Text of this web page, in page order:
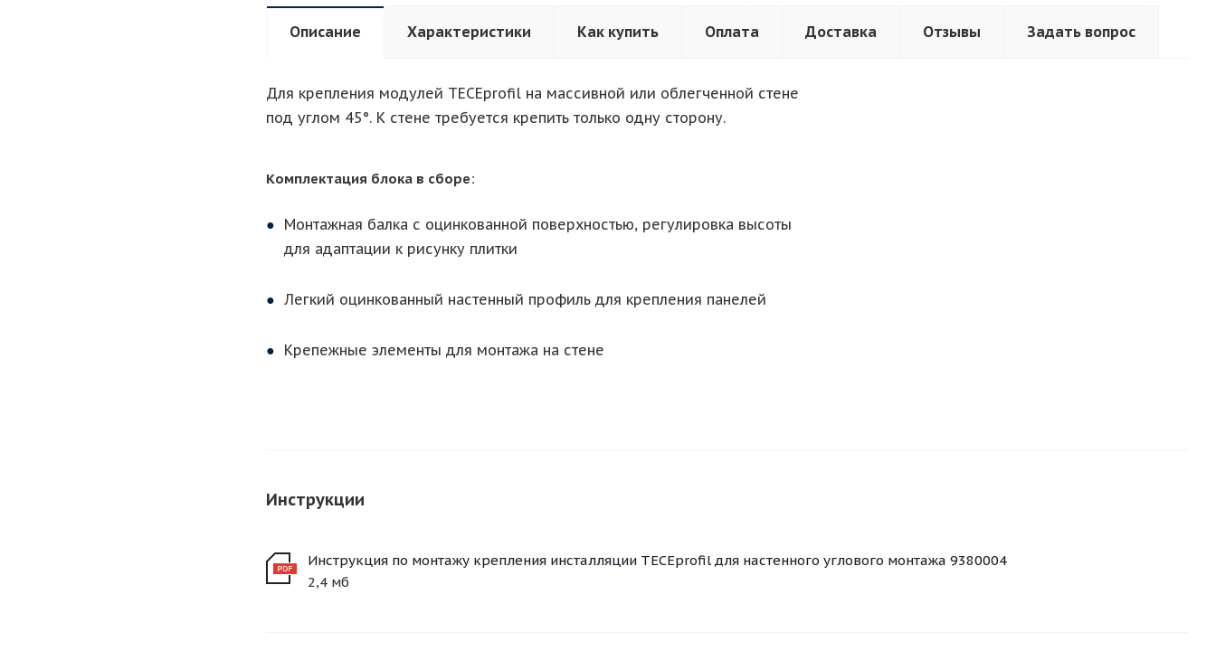
Описание Характеристики Как купить Оплата Доставка Отзывы Задать вопрос
Для крепления модулей TECEprofil на массивной или облегченной стене
под углом 45°. К стене требуется крепить только одну сторону.
Комплектация блока в сборе:
Монтажная балка с оцинкованной поверхностью, регулировка высоты
для адаптации к рисунку плитки
Легкий оцинкованный настенный профиль для крепления панелей
Крепежные элементы для монтажа на стене
Инструкции
Инструкция по монтажу крепления инсталляции TECEprofil для настенного углового монтажа 9380004
2,4 мб